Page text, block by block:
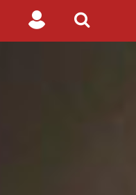
Search
Login